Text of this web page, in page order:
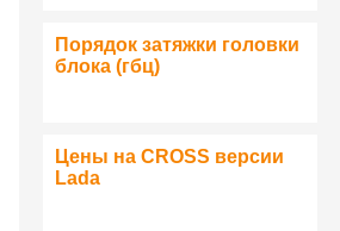
Порядок затяжки головки
блока (гбц)
Цены на CROSS версии
Lada